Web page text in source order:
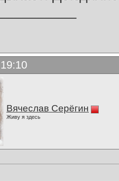
Вячеслав Серёгин
Живу я здесь